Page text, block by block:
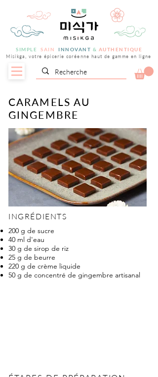
SIMPLE SAIN INNOVANT & AUTHENTIQUE
Misikga, votre épicerie coréenne haut de gamme en ligne
CARAMELS AU
GINGEMBRE
INGRÉDIENTS
200 g de sucre
40 ml d'eau
30 g de sirop de riz
25 g de beurre
220 g de crème liquide
50 g de concentré de gingembre artisanal